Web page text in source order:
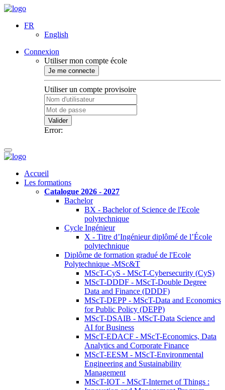
FR
English
Connexion
Utiliser mon compte école
Je me connecte
Utiliser un compte provisoire
Valider
Error:
Accueil
Les formations
Catalogue 2026 - 2027
Bachelor
BX - Bachelor of Science de l'Ecole
polytechnique
Cycle Ingénieur
X - Titre d’Ingénieur diplômé de l’École
polytechnique
Diplôme de formation gradué de l'Ecole
Polytechnique -MSc&T
MScT-CyS - MScT-Cybersecurity (CyS)
MScT-DDDF - MScT-Double Degree
Data and Finance (DDDF)
MScT-DEPP - MScT-Data and Economics
for Public Policy (DEPP)
MScT-DSAIB - MScT-Data Science and
AI for Business
MScT-EDACF - MScT-Economics, Data
Analytics and Corporate Finance
MScT-EESM - MScT-Environmental
Engineering and Sustainability
Management
MScT-IOT - MScT-Internet of Things :